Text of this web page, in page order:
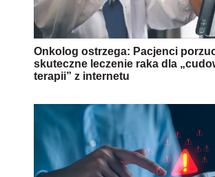
Onkolog ostrzega: Pacjenci
skuteczne leczenie raka dla
terapii” z internetu